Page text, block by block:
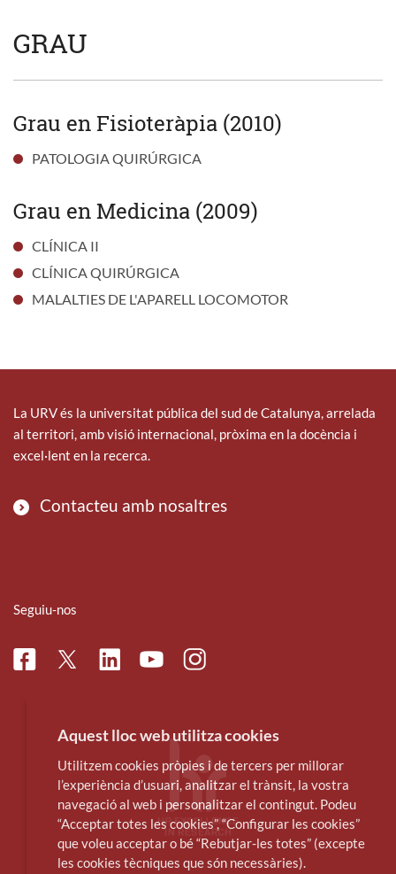
GRAU
Grau en Fisioteràpia (2010)
PATOLOGIA QUIRÚRGICA
Grau en Medicina (2009)
CLÍNICA II
CLÍNICA QUIRÚRGICA
MALALTIES DE L'APARELL LOCOMOTOR
La URV és la universitat pública del sud de Catalunya, arrelada
al territori, amb visió internacional, pròxima en la docència i
excel·lent en la recerca.
Contacteu amb nosaltres
Seguiu-nos
FacebookTwitterLinkedinYoutubeInstagram
Aquest lloc web utilitza cookies
Utilitzem cookies pròpies i de tercers per millorar
l’experiència d’usuari, analitzar el trànsit, la vostra
navegació al web i personalitzar el contingut. Podeu
“Acceptar totes les cookies”, “Configurar les cookies”
que voleu acceptar o bé “Rebutjar-les totes” (excepte
les cookies tècniques que són necessàries).